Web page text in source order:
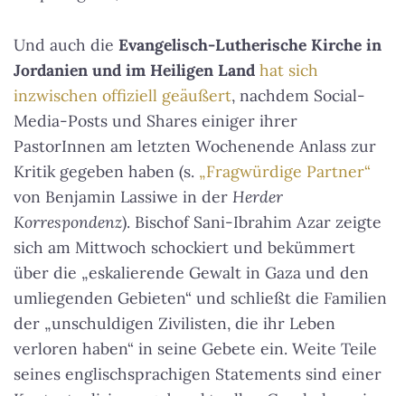
Und auch die Evangelisch-Lutherische Kirche in
Jordanien und im Heiligen Land hat sich
inzwischen offiziell geäußert, nachdem Social-
Media-Posts und Shares einiger ihrer
PastorInnen am letzten Wochenende Anlass zur
Kritik gegeben haben (s. „Fragwürdige Partner“
von Benjamin Lassiwe in der Herder
Korrespondenz). Bischof Sani-Ibrahim Azar zeigte
sich am Mittwoch schockiert und bekümmert
über die „eskalierende Gewalt in Gaza und den
umliegenden Gebieten“ und schließt die Familien
der „unschuldigen Zivilisten, die ihr Leben
verloren haben“ in seine Gebete ein. Weite Teile
seines englischsprachigen Statements sind einer